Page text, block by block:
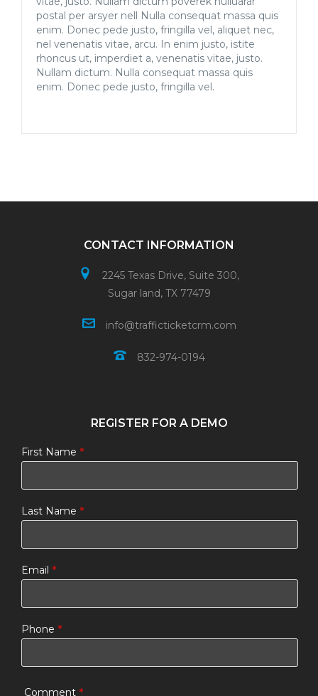
postal per arsyer nell Nulla consequat massa quis
enim. Donec pede justo, fringilla vel, aliquet nec,
nel venenatis vitae, arcu. In enim justo, istite
rhoncus ut, imperdiet a, venenatis vitae, justo.
Nullam dictum. Nulla consequat massa quis
enim. Donec pede justo, fringilla vel.
CONTACT INFORMATION
2245 Texas Drive, Suite 300,
Sugar land, TX 77479
info@trafficticketcrm.com
832-974-0194
REGISTER FOR A DEMO
First Name *
Last Name *
Email *
Phone *
Comment *